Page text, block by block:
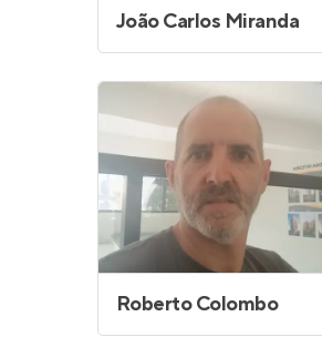
João Carlos Miranda
Roberto Colombo